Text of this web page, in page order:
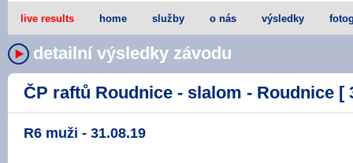
live results home služby o nás výsledky
detailní výsledky závodu
ČP raftů Roudnice - slalom - Roudnice [
R6 muži - 31.08.19